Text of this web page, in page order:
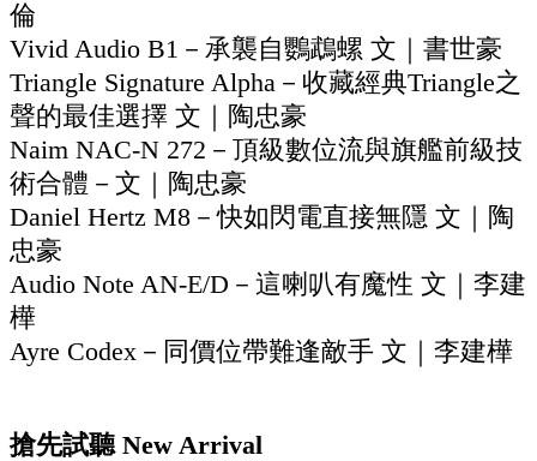
倫
Vivid Audio B1－承襲自鸚鵡螺 文｜書世豪
Triangle Signature Alpha－收藏經典Triangle之
聲的最佳選擇 文｜陶忠豪
Naim NAC-N 272－頂級數位流與旗艦前級技
術合體－文｜陶忠豪
Daniel Hertz M8－快如閃電直接無隱 文｜陶
忠豪
Audio Note AN-E/D－這喇叭有魔性 文｜李建
樺
Ayre Codex－同價位帶難逢敵手 文｜李建樺
搶先試聽 New Arrival